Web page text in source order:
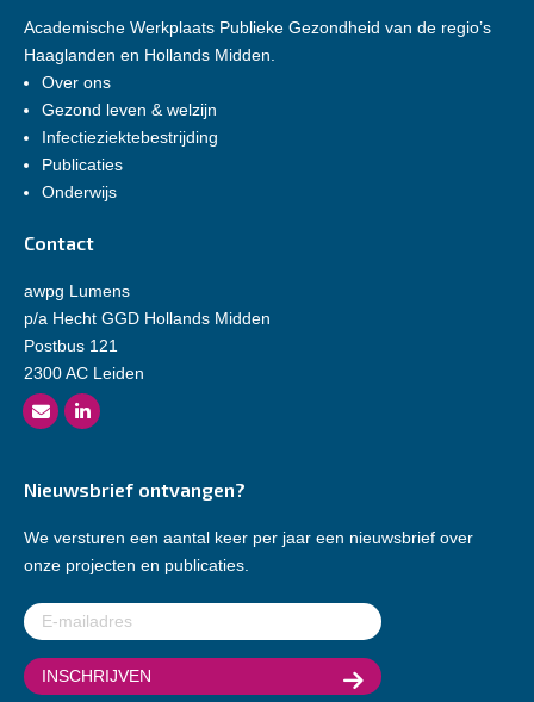
Academische Werkplaats Publieke Gezondheid van de regio’s
Haaglanden en Hollands Midden.
Over ons
Gezond leven & welzijn
Infectieziektebestrijding
Publicaties
Onderwijs
Contact
awpg Lumens
p/a Hecht GGD Hollands Midden
Postbus 121
2300 AC Leiden
Nieuwsbrief ontvangen?
We versturen een aantal keer per jaar een nieuwsbrief over
onze projecten en publicaties.
E-
mailadres(Vereist)